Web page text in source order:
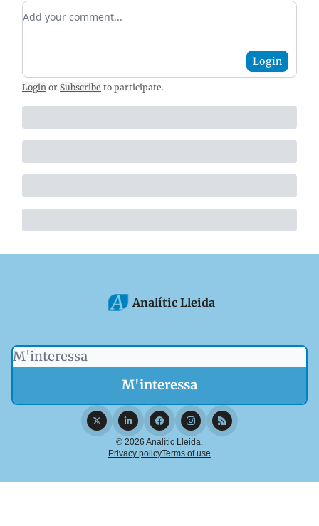
Add your comment
Login
Login or Subscribe to participate.
Analític Lleida
© 2026 Analític Lleida.
Privacy policyTerms of use